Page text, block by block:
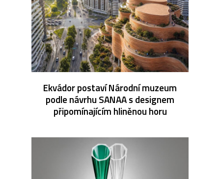
Ekvádor postaví Národní muzeum
podle návrhu SANAA s designem
připomínajícím hliněnou horu